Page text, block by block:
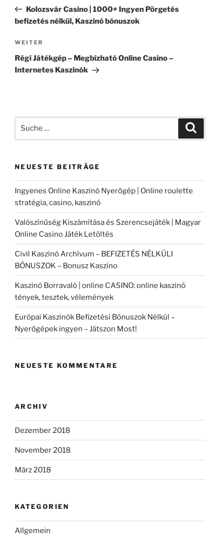
Beitrag
Kolozsvár Casino | 1000+ Ingyen Pörgetés
befizetés nélkül, Kaszinó bónuszok
Nächster
Beitrag
WEITER
Régi Játékgép – Megbízható Online Casino –
Internetes Kaszinók
nach:
NEUESTE BEITRÄGE
Ingyenes Online Kaszinó Nyerőgép | Online roulette
stratégia, casino, kaszinó
Valószínűség Kiszámítása és Szerencsejáték | Magyar
Online Casino Játék Letöltés
Civil Kaszinó Archívum – BEFIZETÉS NÉLKÜLI
BÓNUSZOK – Bonusz Kaszino
Kaszinó Borravaló | online CASINO: online kaszinó
tények, tesztek, vélemények
Európai Kaszinók Befizetési Bónuszok Nélkül –
Nyerőgépek ingyen – Játszon Most!
NEUESTE KOMMENTARE
ARCHIV
Dezember 2018
November 2018
März 2018
KATEGORIEN
Allgemein